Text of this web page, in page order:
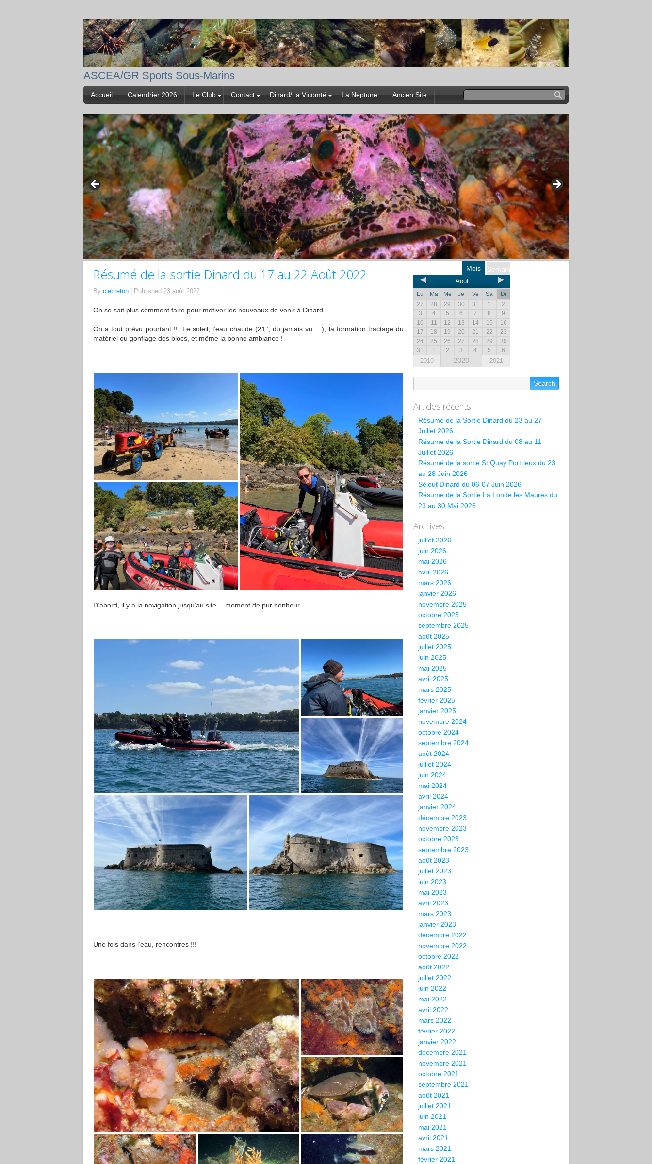
ASCEA/GR Sports Sous-Marins
Accueil Calendrier 2026 Le Club Contact Dinard/La Vicomté La Neptune Ancien Site
Résumé de la sortie Dinard du 17 au 22 Août 2022
By clebreton Published 23 août 2022
On se sait plus comment faire pour motiver les nouveaux de venir à Dinard…
On a tout prévu pourtant !! Le soleil, l’eau chaude (21°, du jamais vu …), la formation tractage du
matériel ou gonflage des blocs, et même la bonne ambiance !
D’abord, il y a la navigation jusqu’au site… moment de pur bonheur…
Une fois dans l’eau, rencontres !!!
Semaine
Mois
Août
Lu Ma Me Je Ve Sa
Di
27
28 29 30 31 1
2
3
4 5 6 7 8
9
10
11 12 13 14 15
16
17
18 19 20 21 22
23
24
25 26 27 28 29
30
31
1 2 3 4 5 6
2019 2020 2021
Articles récents
Résume de la Sortie Dinard du 23 au 27
Juillet 2026
Résume de la Sortie Dinard du 08 au 11
Juillet 2026
Résumé de la sortie St Quay Portrieux du 23
au 28 Juin 2026
Séjout Dinard du 06-07 Juin 2026
Résume de la Sortie La Londe les Maures du
23 au 30 Mai 2026
Archives
juillet 2026
juin 2026
mai 2026
avril 2026
mars 2026
janvier 2026
novembre 2025
octobre 2025
septembre 2025
août 2025
juillet 2025
juin 2025
mai 2025
avril 2025
mars 2025
février 2025
janvier 2025
novembre 2024
octobre 2024
septembre 2024
août 2024
juillet 2024
juin 2024
mai 2024
avril 2024
janvier 2024
décembre 2023
novembre 2023
octobre 2023
septembre 2023
août 2023
juillet 2023
juin 2023
mai 2023
avril 2023
mars 2023
janvier 2023
décembre 2022
novembre 2022
octobre 2022
août 2022
juillet 2022
juin 2022
mai 2022
avril 2022
mars 2022
février 2022
janvier 2022
décembre 2021
novembre 2021
octobre 2021
septembre 2021
août 2021
juillet 2021
juin 2021
mai 2021
avril 2021
mars 2021
février 2021